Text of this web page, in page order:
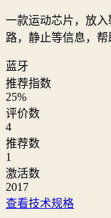
一款运动芯片，放
路，静止等信息，帮
蓝牙
推荐指数
25%
评价数
4
推荐数
1
激活数
2017
查看技术规格